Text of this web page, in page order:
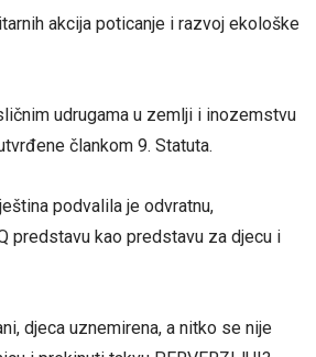
akcija poticanje i razvoj ekološke
udrugama u zemlji i inozemstvu
člankom 9. Statuta.
podvalila je odvratnu,
predstavu kao predstavu za djecu i
djeca uznemirena, a nitko se nije